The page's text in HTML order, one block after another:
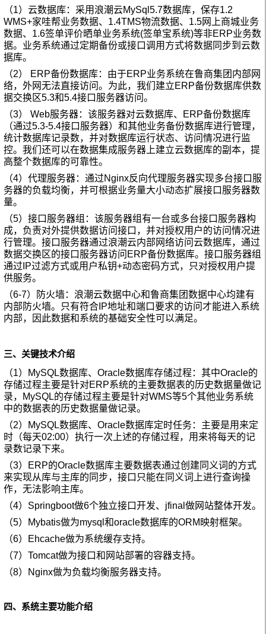
（1）云数据库：采用浪潮云MySql5.7数据库，保存1.2
WMS+家哇帮业务数据、 1.4TMS物流数据、 1.5网上商城业务
数据、 1.6签单评价晒单业务系统(签单宝系统)等非ERP业务数
据。业务系统通过定期备份或接口调用方式将数据同步到云数
据库。
（2） ERP备份数据库：由于ERP业务系统在鲁商集团内部网
络，外网无法直接访问。为此，我们建立ERP备份数据库供数
据交换区5.3和5.4接口服务器访问。
（3） Web服务器：该服务器对云数据库、 ERP备份数据库
（通过5.3-5.4接口服务器）和其他业务备份数据库进行管理，
统计数据库记录数，并对数据库运行状态、访问情况进行监
控。我们还可以在数据集成服务器上建立云数据库的副本，提
高整个数据库的可靠性。
（4）代理服务器：通过Nginx反向代理服务器实现多台接口服
务器的负载均衡，并可根据业务量大小动态扩展接口服务器数
量。
（5）接口服务器组：该服务器组有一台或多台接口服务器构
成，负责对外提供数据访问接口，并对授权用户的访问情况进
行管理。接口服务器通过浪潮云内部网络访问云数据库，通过
数据交换区的接口服务器访问 ERP备份数据库。接口服务器组
通过 IP过滤方式或用户私钥+动态密码方式，只对授权用户提
供服务。
（6-7）防火墙：浪潮云数据中心和鲁商集团数据中心均建有
内部防火墙。只有符合 IP地址和端口要求的访问才能进入系统
内部，因此数据和系统的基础安全性可以满足。
三、关键技术介绍
（1） MySQL数据库、 Oracle数据库存储过程：其中Oracle的
存储过程主要是针对ERP系统的主要数据表的历史数据量做记
录，
MySQL的存储过程主要是针对WMS等5个其他业务系统
中的数据表的历史数据量做记录。
（2）
MySQL数据库、 Oracle数据库定时任务：主要是用来定
时（每天02:00）执行一次上述的存储过程，用来将每天的记
录数记录下来。
（3）
ERP的Oracle数据库主要数据表通过创建同义词的方式
来实现从库与主库的同步，接口只能在同义词上进行查询操
作，无法影响主库。
（4） Springboot做6个独立接口开发、 jfinal 做网站整体开发。
（5）
Mybatis做为mysql 和oracle数据库的ORM 映射框架。
（6）
Ehcache做为系统缓存支持。
（7） Tomcat做为接口和网站部署的容器支持。
（8）
Nginx做为负载均衡服务器支持。
四、系统主要功能介绍